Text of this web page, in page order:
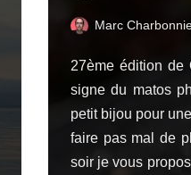
Marc
27ème édition de
signe du matos
petit bijou pour
faire pas mal de
soir je vous